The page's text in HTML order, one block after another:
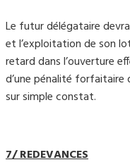
Le futur délégataire
et l’exploitation de son
retard dans l’ouverture
d’une pénalité forfaitaire
sur simple constat.
7/ REDEVANCES